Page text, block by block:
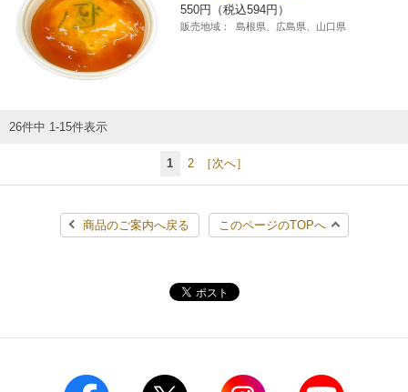
550円（税込594円）
販売地域： 島根県、広島県、山口県
26件中 1-15件表示
1 2 ［次へ］
商品のご案内へ戻る このページのTOPへ